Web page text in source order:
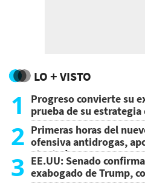
LO + VISTO
1
Progreso convierte su
prueba de su
2 Primeras horas del
ofensiva antidrogas,
atentado
3 EE.UU: Senado
exabogado de Trump,